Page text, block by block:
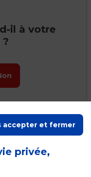
privée,
accepter et fermer
il à votre